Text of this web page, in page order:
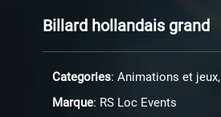
Billard hollandais grand
Categories: Animations et jeux,
Marque: RS Loc Events